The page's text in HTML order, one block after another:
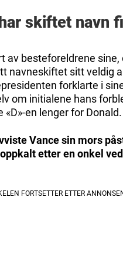
skiftet navn
av besteforeldrene sine,
navneskiftet sitt veldig
forklarte i
om initialene hans
«D»-en lenger for Donald.
Vance sin mors
etter en onkel